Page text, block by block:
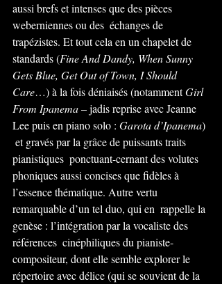
aussi brefs et intenses que des pièces
weberniennes ou des  échanges de
trapézistes. Et tout cela en un chapelet de
standards (Fine And Dandy, When Sunny
Gets Blue, Get Out of Town, I Should
Care…) à la fois déniaisés (notamment Girl
From Ipanema – jadis reprise avec Jeanne
Lee puis en piano solo : Garota d’Ipanema)
et gravés par la grâce de puissants traits
pianistiques  ponctuant-cernant des volutes
phoniques aussi concises que fidèles à
l’essence thématique. Autre vertu
remarquable d’un tel duo, qui en  rappelle la
genèse : l’intégration par la vocaliste des
références  cinéphiliques du pianiste-
compositeur, dont elle semble explorer le
répertoire avec délice (qui se souvient de la